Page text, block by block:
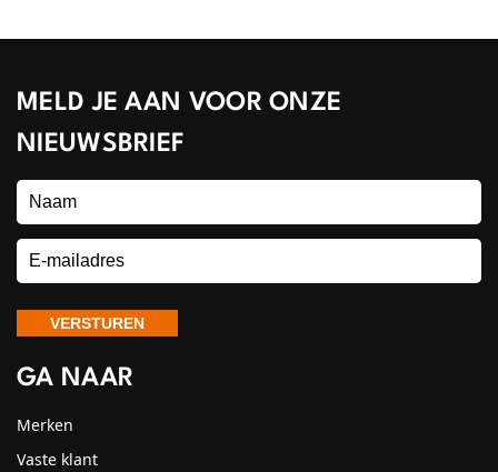
MELD JE AAN VOOR ONZE
NIEUWSBRIEF
GA NAAR
Merken
Vaste klant